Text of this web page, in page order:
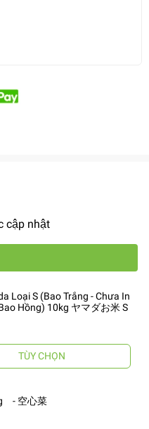
cập nhật
Loại S (Bao Trắng - Chưa In
Hồng) 10kg ヤマダお米 S
TÙY CHỌN
- 空心菜